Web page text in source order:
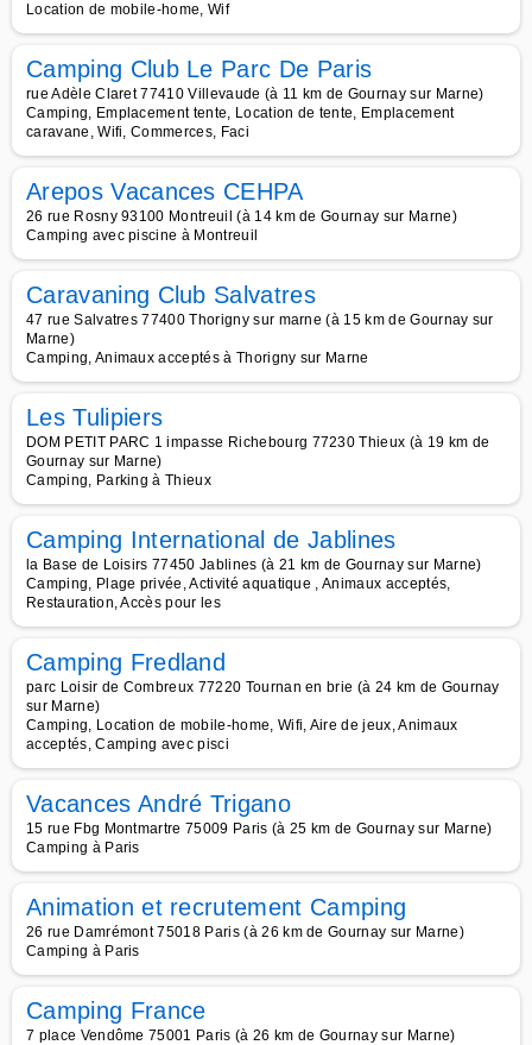
Location de mobile-home, Wif
Camping Club Le Parc De Paris
rue Adèle Claret 77410 Villevaude (à 11 km de Gournay sur Marne)
Camping, Emplacement tente, Location de tente, Emplacement
caravane, Wifi, Commerces, Faci
Arepos Vacances CEHPA
26 rue Rosny 93100 Montreuil (à 14 km de Gournay sur Marne)
Camping avec piscine à Montreuil
Caravaning Club Salvatres
47 rue Salvatres 77400 Thorigny sur marne (à 15 km de Gournay sur
Marne)
Camping, Animaux acceptés à Thorigny sur Marne
Les Tulipiers
DOM PETIT PARC 1 impasse Richebourg 77230 Thieux (à 19 km de
Gournay sur Marne)
Camping, Parking à Thieux
Camping International de Jablines
la Base de Loisirs 77450 Jablines (à 21 km de Gournay sur Marne)
Camping, Plage privée, Activité aquatique , Animaux acceptés,
Restauration, Accès pour les
Camping Fredland
parc Loisir de Combreux 77220 Tournan en brie (à 24 km de Gournay
sur Marne)
Camping, Location de mobile-home, Wifi, Aire de jeux, Animaux
acceptés, Camping avec pisci
Vacances André Trigano
15 rue Fbg Montmartre 75009 Paris (à 25 km de Gournay sur Marne)
Camping à Paris
Animation et recrutement Camping
26 rue Damrémont 75018 Paris (à 26 km de Gournay sur Marne)
Camping à Paris
Camping France
7 place Vendôme 75001 Paris (à 26 km de Gournay sur Marne)